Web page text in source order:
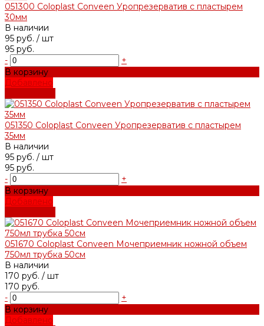
051300 Coloplast Conveen Уропрезерватив с пластырем
30мм
В наличии
95 руб. / шт
95 руб.
-
+
В корзину
Добавлено
051350 Coloplast Conveen Уропрезерватив с пластырем
35мм
В наличии
95 руб. / шт
95 руб.
-
+
В корзину
Добавлено
051670 Coloplast Conveen Мочеприемник ножной объем
750мл трубка 50см
В наличии
170 руб. / шт
170 руб.
-
+
В корзину
Добавлено